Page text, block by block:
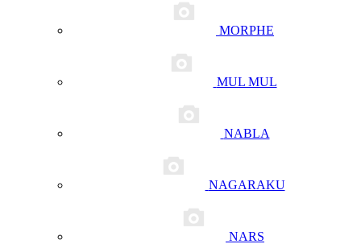
MORPHE
MUL MUL
NABLA
NAGARAKU
NARS